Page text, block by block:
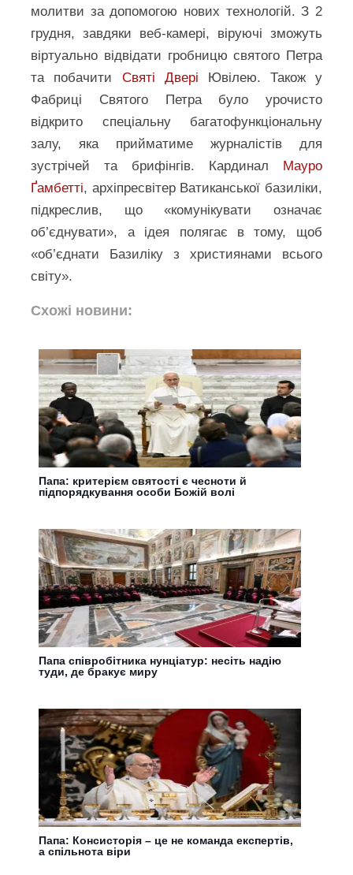
молитви за допомогою нових технологій. З 2
грудня, завдяки веб-камері, віруючі зможуть
віртуально відвідати гробницю святого Петра
та побачити Святі Двері Ювілею. Також у
Фабриці Святого Петра було урочисто
відкрито спеціальну багатофункціональну
залу, яка прийматиме журналістів для
зустрічей та брифінгів. Кардинал Мауро
Ґамбетті, архіпресвітер Ватиканської базиліки,
підкреслив, що «комунікувати означає
об’єднувати», а ідея полягає в тому, щоб
«об’єднати Базиліку з християнами всього
світу».
Схожі новини:
Папа: критерієм святості є чесноти й
підпорядкування особи Божій волі
Папа співробітника нунціатур: несіть надію
туди, де бракує миру
Папа: Консисторія – це не команда експертів,
а спільнота віри